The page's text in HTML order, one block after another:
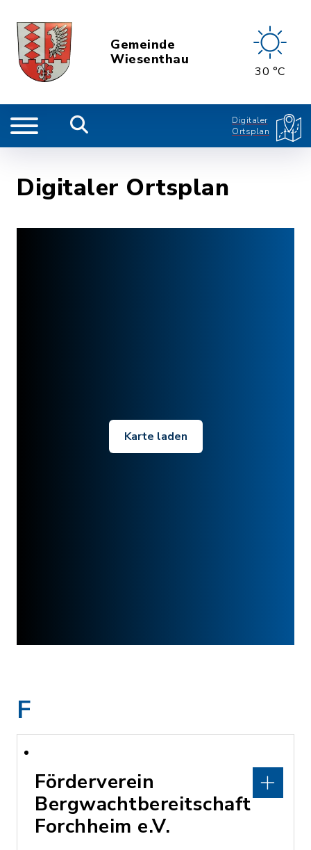
Gemeinde
Wiesenthau
30 °C
Digitaler
Ortsplan
Digitaler Ortsplan
Karte laden
F
Förderverein
Bergwachtbereitschaft
Forchheim e.V.